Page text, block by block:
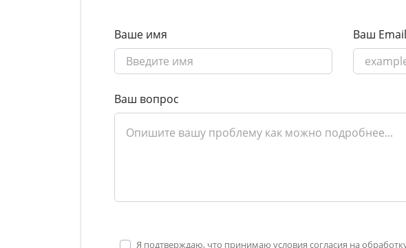
Ваше имя Ваш Email
Ваш вопрос
Я подтверждаю, что принимаю условия согласия на